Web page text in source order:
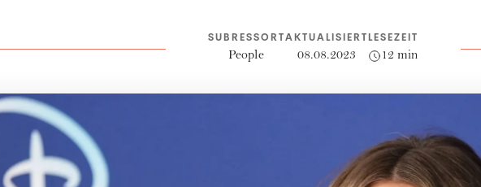
SUBRESSORT
People
AKTUALISIERT
08.08.2023
LESEZEIT
12 min